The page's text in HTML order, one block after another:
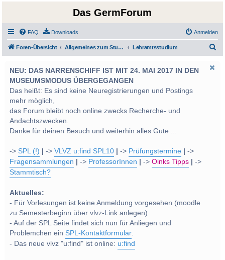
Das GermForum
FAQ Downloads Anmelden
Foren-Übersicht Allgemeines zum Studium und Studentenleben Lehramtsstudium
NEU: DAS NARRENSCHIFF IST MIT 24. MAI 2017 IN DEN
MUSEUMSMODUS ÜBERGEGANGEN
Das heißt: Es sind keine Neuregistrierungen und Postings
mehr möglich,
das Forum bleibt noch online zwecks Recherche- und
Andachtszwecken.
Danke für deinen Besuch und weiterhin alles Gute ...
->SPL (!) ->VLVZ u:find SPL10 -> Prüfungstermine
->
Fragensammlungen
-> ProfessorInnen ->Oinks Tipps
->
Stammtisch?
Aktuelles:
- Für Vorlesungen ist keine Anmeldung vorgesehen (moodle
zu Semesterbeginn über vlvz-Link anlegen)
- Auf der SPL Seite findet sich nun für Anliegen und
Problemchen einSPL-Kontaktformular.
- Das neue vlvz "u:find" ist online: u:find